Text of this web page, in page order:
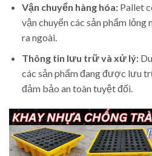
Vận chuyển hàng hóa:Pallet
vận chuyển các sản phẩm lỏng
ra ngoài.
Thông tin lưu trữ và xử lý:
các sản phẩm đang được lưu
đảm bảo an toàn tuyệt đối.